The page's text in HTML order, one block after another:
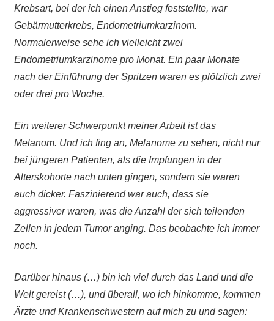
Krebsart, bei der ich einen Anstieg feststellte, war
Gebärmutterkrebs, Endometriumkarzinom.
Normalerweise sehe ich vielleicht zwei
Endometriumkarzinome pro Monat. Ein paar Monate
nach der Einführung der Spritzen waren es plötzlich zwei
oder drei pro Woche.
Ein weiterer Schwerpunkt meiner Arbeit ist das
Melanom. Und ich fing an, Melanome zu sehen, nicht nur
bei jüngeren Patienten, als die Impfungen in der
Alterskohorte nach unten gingen, sondern sie waren
auch dicker. Faszinierend war auch, dass sie
aggressiver waren, was die Anzahl der sich teilenden
Zellen in jedem Tumor anging. Das beobachte ich immer
noch.
Darüber hinaus (…) bin ich viel durch das Land und die
Welt gereist (…), und überall, wo ich hinkomme, kommen
Ärzte und Krankenschwestern auf mich zu und sagen: